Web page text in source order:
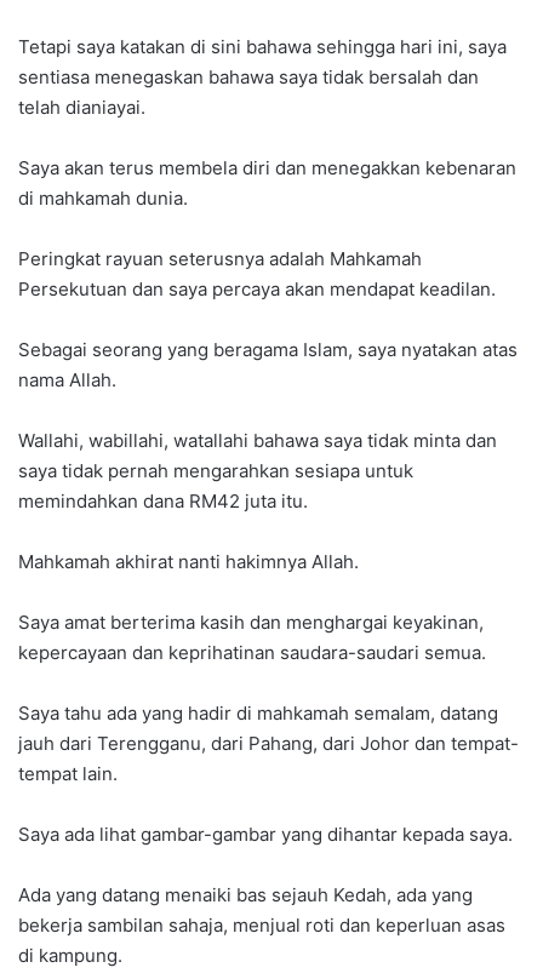
Tetapi saya katakan di sini bahawa sehingga hari ini, saya
sentiasa menegaskan bahawa saya tidak bersalah dan
telah dianiayai.
Saya akan terus membela diri dan menegakkan kebenaran
di mahkamah dunia.
Peringkat rayuan seterusnya adalah Mahkamah
Persekutuan dan saya percaya akan mendapat keadilan.
Sebagai seorang yang beragama Islam, saya nyatakan atas
nama Allah.
Wallahi, wabillahi, watallahi bahawa saya tidak minta dan
saya tidak pernah mengarahkan sesiapa untuk
memindahkan dana RM42 juta itu.
Mahkamah akhirat nanti hakimnya Allah.
Saya amat berterima kasih dan menghargai keyakinan,
kepercayaan dan keprihatinan saudara-saudari semua.
Saya tahu ada yang hadir di mahkamah semalam, datang
jauh dari Terengganu, dari Pahang, dari Johor dan tempat-
tempat lain.
Saya ada lihat gambar-gambar yang dihantar kepada saya.
Ada yang datang menaiki bas sejauh Kedah, ada yang
bekerja sambilan sahaja, menjual roti dan keperluan asas
di kampung.